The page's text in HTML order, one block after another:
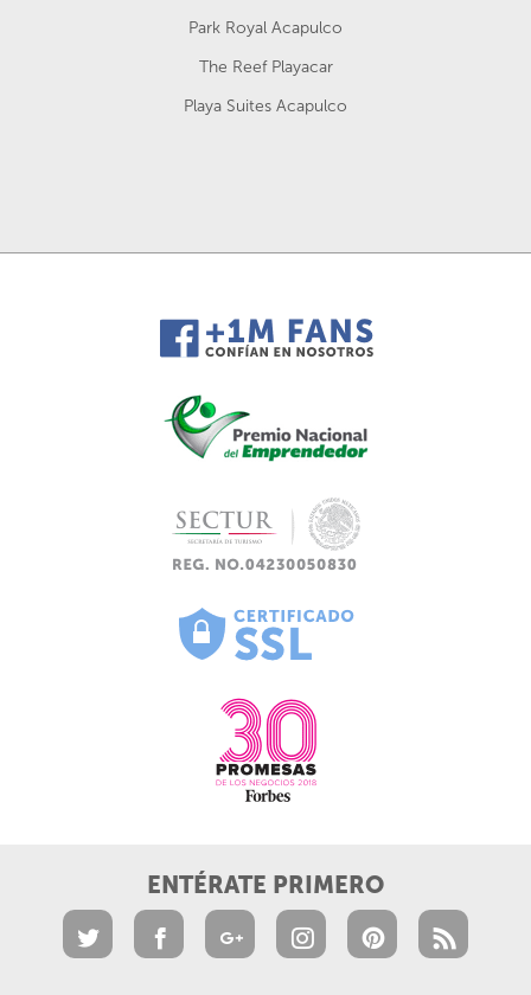
Park Royal Acapulco
The Reef Playacar
Playa Suites Acapulco
ENTÉRATE PRIMERO